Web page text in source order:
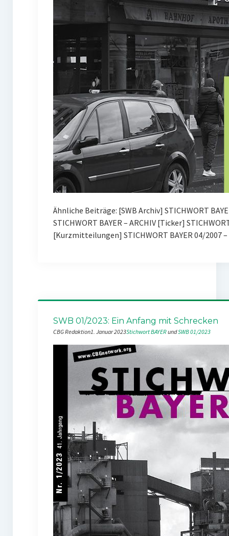
Ähnliche Beiträge: [SWB Archiv] STICHWORT
STICHWORT BAYER – ARCHIV [Ticker]
[Kurzmitteilungen] STICHWORT BAYER 04/2007
SWB 01/2023: Ein Anfang mit Schrecken
CBG Redaktion1. Januar 2023Stichwort BAYER und SWB 01/2023